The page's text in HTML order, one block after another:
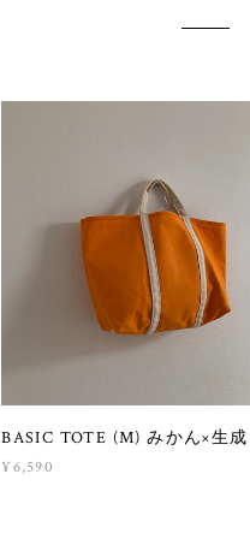
BASIC TOTE (M) みかん×生成
¥6,590